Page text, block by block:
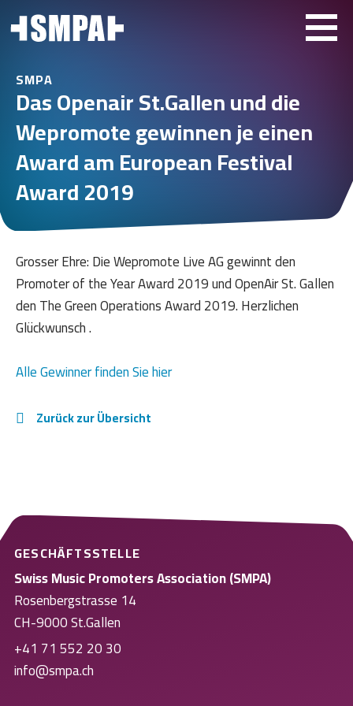
SMPA
Das Openair St.Gallen und die
Wepromote gewinnen je einen
Award am European Festival
Award 2019
Grosser Ehre: Die Wepromote Live AG gewinnt den
Promoter of the Year Award 2019 und OpenAir St. Gallen
den The Green Operations Award 2019. Herzlichen
Glückwunsch .
Alle Gewinner finden Sie hier
Zurück zur Übersicht
GESCHÄFTSSTELLE
Swiss Music Promoters Association (SMPA)
Rosenbergstrasse 14
CH-9000 St.Gallen
+41 71 552 20 30
info@smpa.ch